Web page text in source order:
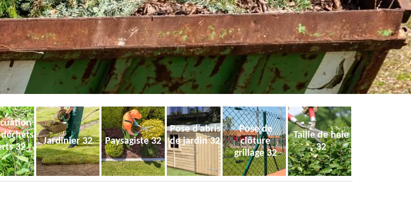
32
Jardinier 32 Paysagiste 32
Pose d'abris
de jardin 32
Pose de
clôture
grillage 32
Taille de haie
32